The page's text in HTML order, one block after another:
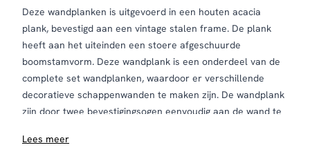
Deze wandplanken is uitgevoerd in een houten acacia
plank, bevestigd aan een vintage stalen frame. De plank
heeft aan het uiteinden een stoere afgeschuurde
boomstamvorm. Deze wandplank is een onderdeel van de
complete set wandplanken, waardoor er verschillende
decoratieve schappenwanden te maken zijn. De wandplank
zijn door twee bevestigingsogen eenvoudig aan de wand te
Onderhoud
Lees meer